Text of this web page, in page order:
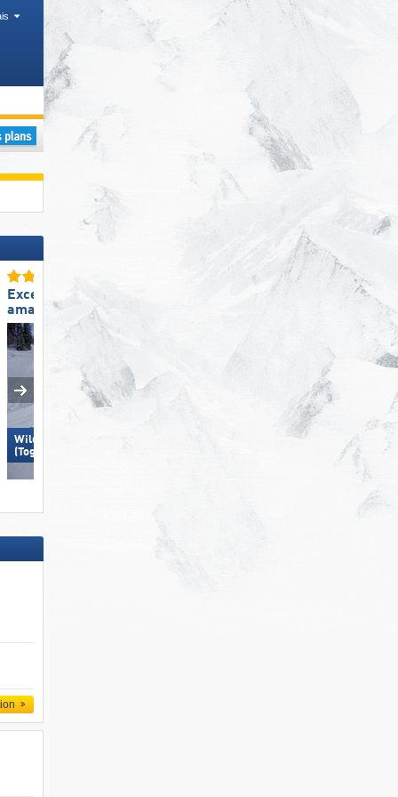
Zones régionales
Excellente
amabilité du personnel
Wildhaus – Gamserrugg
(Toggenburg)
Excellent snowpark
Madonna di Campiglio/​Pinzolo/​